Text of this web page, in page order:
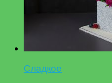
Сладкое